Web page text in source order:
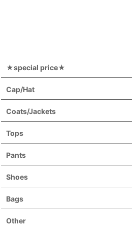
★special price★
Cap/Hat
Coats/Jackets
Tops
Pants
Shoes
Bags
Other